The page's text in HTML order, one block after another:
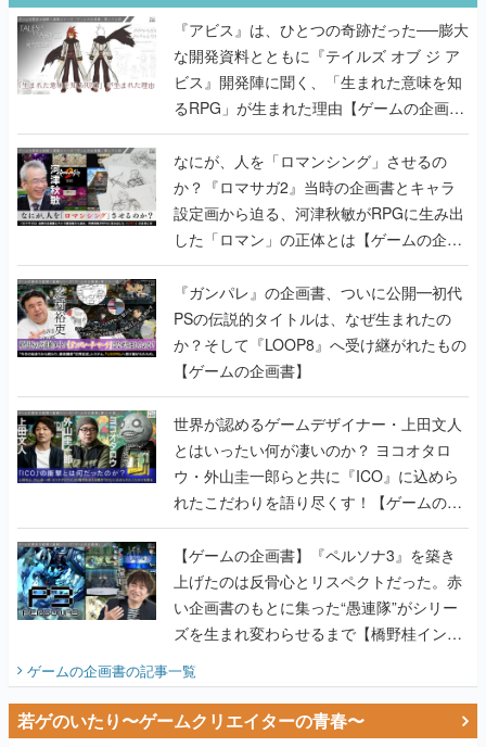
『アビス』は、ひとつの奇跡だった──膨大
な開発資料とともに『テイルズ オブ ジ ア
ビス』開発陣に聞く、「生まれた意味を知
るRPG」が生まれた理由【ゲームの企画
書】
なにが、人を「ロマンシング」させるの
か？『ロマサガ2』当時の企画書とキャラ
設定画から迫る、河津秋敏がRPGに生み出
した「ロマン」の正体とは【ゲームの企画
書】
『ガンパレ』の企画書、ついに公開━初代
PSの伝説的タイトルは、なぜ生まれたの
か？そして『LOOP8』へ受け継がれたもの
【ゲームの企画書】
世界が認めるゲームデザイナー・上田文人
とはいったい何が凄いのか？ ヨコオタロ
ウ・外山圭一郎らと共に『ICO』に込めら
れたこだわりを語り尽くす！【ゲームの企
画書】
【ゲームの企画書】『ペルソナ3』を築き
上げたのは反骨心とリスペクトだった。赤
い企画書のもとに集った“愚連隊”がシリー
ズを生まれ変わらせるまで【橋野桂インタ
ゲームの企画書の記事一覧
若ゲのいたり〜ゲームクリエイターの青春〜